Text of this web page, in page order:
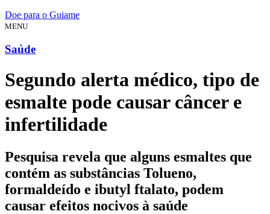
Doe para o Guiame
MENU
Saúde
Segundo alerta médico, tipo de
esmalte pode causar câncer e
infertilidade
Pesquisa revela que alguns esmaltes que
contém as substâncias Tolueno,
formaldeído e ibutyl ftalato, podem
causar efeitos nocivos à saúde